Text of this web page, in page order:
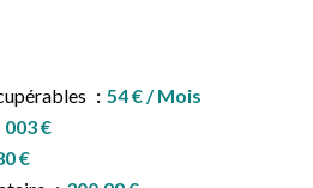
54 € / Mois
003 €
€